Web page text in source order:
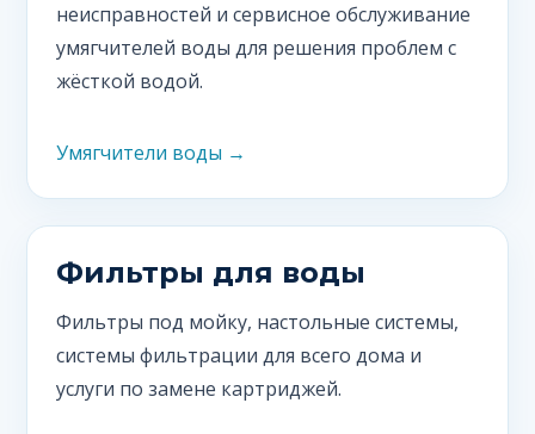
неисправностей и сервисное обслуживание
умягчителей воды для решения проблем с
жёсткой водой.
Умягчители воды →
Фильтры для воды
Фильтры под мойку, настольные системы,
системы фильтрации для всего дома и
услуги по замене картриджей.